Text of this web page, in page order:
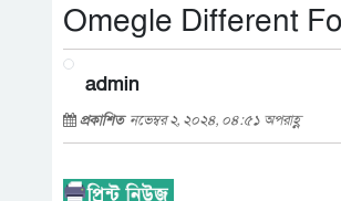
Omegle Different
admin
প্রকাশিত নভেম্বর ২, ২০২৪, ০৪:৫১ অপরাহ্ণ